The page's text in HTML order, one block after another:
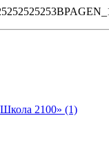
2100» (1)